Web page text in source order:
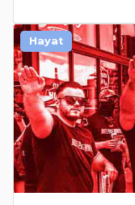
Hayat